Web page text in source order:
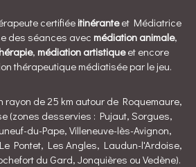
certifiée itinéranteet Médiatrice
des séances avec médiation animale,
, médiation artistiqueet encore
thérapeutique médiatisée par le jeu.
rayon de 25 km autour de Roquemaure,
(zones desservies : Pujaut, Sorgues,
du-Pape, Villeneuve-lès-Avignon,
Pontet, Les Angles, Laudun-l'Ardoise,
du Gard, Jonquières ou Vedène).